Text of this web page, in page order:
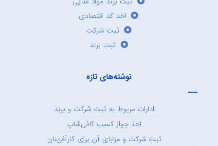
اخذ کد اقتصادی
ثبت شرکت
ثبت برند
نوشته‌های تازه
ادارات مربوط به ثبت شرکت و برند
اخذ جواز کسب کافی‌شاپ
ثبت شرکت و مزایای آن برای کارآفرینان